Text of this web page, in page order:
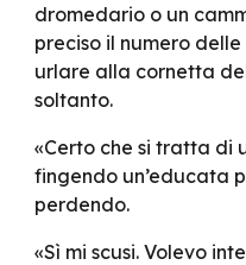
dromedario o un
preciso il numero
urlare alla cornetta
soltanto.
«Certo che si tratta di
fingendo un’educata
perdendo.
«Sì mi scusi. Volevo